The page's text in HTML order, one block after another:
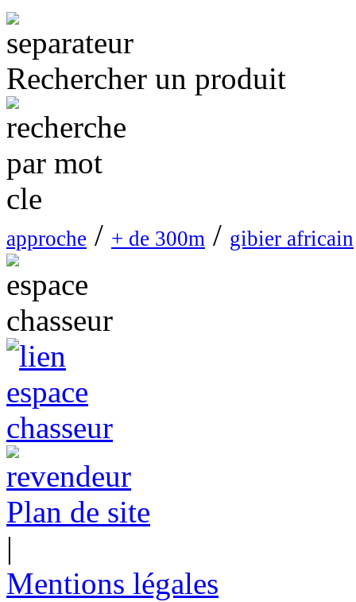
Rechercher un produit
approche / + de 300m / gibier africain
Plan de site
|
Mentions légales